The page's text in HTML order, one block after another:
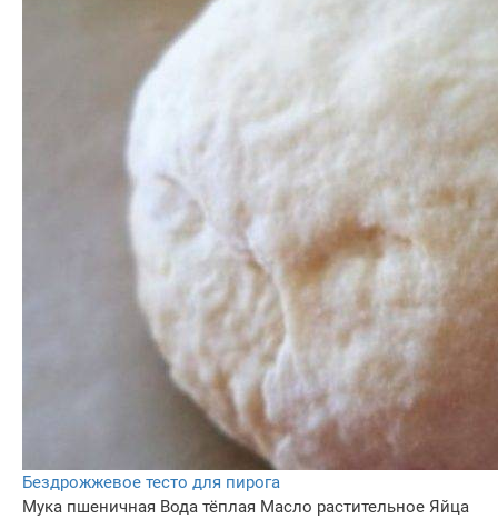
Бездрожжевое тесто для пирога
Мука пшеничная Вода тёплая Масло растительное Яйца